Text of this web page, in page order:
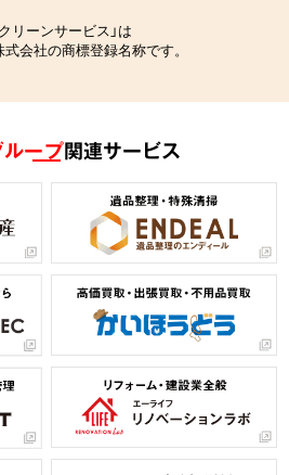
リーンサービス」は
会社の商標登録名称です。
ープ関連サービス